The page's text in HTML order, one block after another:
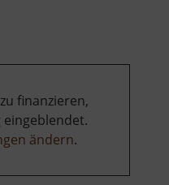
finanzieren,
ändern.